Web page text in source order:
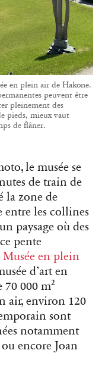
en plein air de Hakone.
peuvent être
pleinement des
pieds, mieux vaut
de flâner.
le musée se
de train de
la zone de
entre les collines
paysage où des
pente
Musée en plein
d’art en
70 000 m²
air, environ 120
sont
notamment
encore Joan